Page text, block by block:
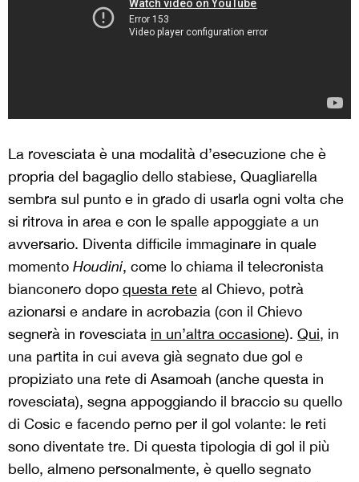
La rovesciata è una modalità d’esecuzione che è
propria del bagaglio dello stabiese, Quagliarella
sembra sul punto e in grado di usarla ogni volta che
si ritrova in area e con le spalle appoggiate a un
avversario. Diventa difficile immaginare in quale
momento Houdini, come lo chiama il telecronista
bianconero dopo questa rete al Chievo, potrà
azionarsi e andare in acrobazia (con il Chievo
segnerà in rovesciata in un’altra occasione). Qui, in
una partita in cui aveva già segnato due gol e
propiziato una rete di Asamoah (anche questa in
rovesciata), segna appoggiando il braccio su quello
di Cosic e facendo perno per il gol volante: le reti
sono diventate tre. Di questa tipologia di gol il più
bello, almeno personalmente, è quello segnato